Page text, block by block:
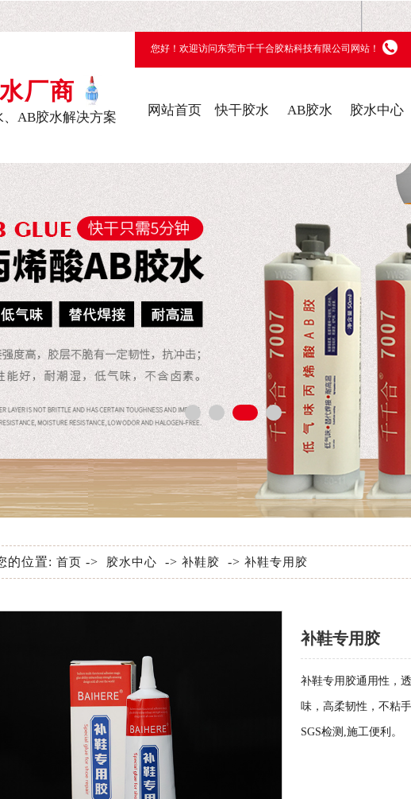
厂商
AB胶水解决方案
您好！欢迎访问东莞市千千合胶粘科技有限公司网站！
网站首页 快干胶水 AB胶水 胶水中心
的位置: 首页 -> 胶水中心 -> 补鞋胶 -> 补鞋专用胶
补鞋专用胶
补鞋专用胶通用性，
味，高柔韧性，不粘
SGS检测,施工便利。